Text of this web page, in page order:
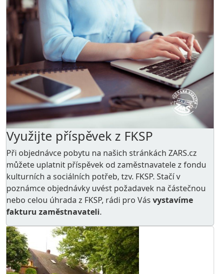
Využijte příspěvek z FKSP
Při objednávce pobytu na našich stránkách ZARS.cz
můžete uplatnit příspěvek od zaměstnavatele z fondu
kulturních a sociálních potřeb, tzv. FKSP. Stačí v
poznámce objednávky uvést požadavek na částečnou
nebo celou úhrada z FKSP, rádi pro Vás vystavíme
fakturu zaměstnavateli.